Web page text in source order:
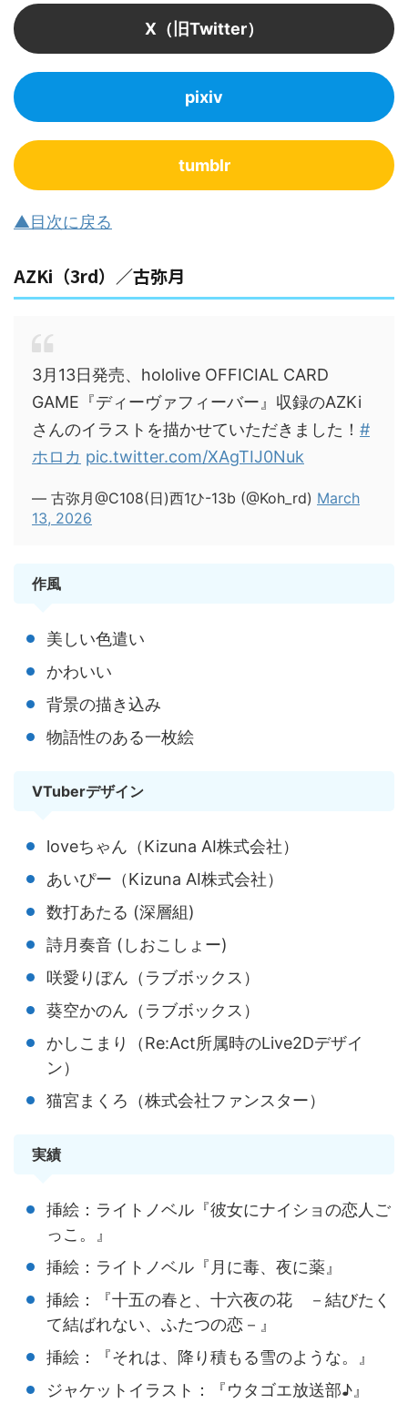
X（旧Twitter）
pixiv
tumblr
▲目次に戻る
AZKi（3rd）／古弥月
3月13日発売、hololive OFFICIAL CARD
GAME『ディーヴァフィーバー』収録のAZKi
さんのイラストを描かせていただきました！ #
ホロカ pic.twitter.com/XAgTIJ0Nuk
— 古弥月@C108(日)西1ひ-13b (@Koh_rd) March
13, 2026
作風
美しい色遣い
かわいい
背景の描き込み
物語性のある一枚絵
VTuberデザイン
loveちゃん（Kizuna AI株式会社）
あいぴー（Kizuna AI株式会社）
数打あたる (深層組)
詩月奏音 (しおこしょー)
咲愛りぼん（ラブボックス）
葵空かのん（ラブボックス）
かしこまり（Re:Act所属時のLive2Dデザイ
ン）
猫宮まくろ（株式会社ファンスター）
実績
挿絵：ライトノベル『彼女にナイショの恋人ご
っこ。』
挿絵：ライトノベル『月に毒、夜に薬』
挿絵：『十五の春と、十六夜の花 －結びたく
て結ばれない、ふたつの恋－』
挿絵：『それは、降り積もる雪のような。』
ジャケットイラスト：『ウタゴエ放送部♪』